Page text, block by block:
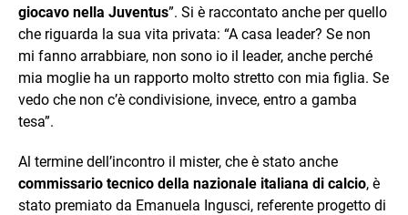
giocavo nella Juventus”. Si è raccontato anche per quello
che riguarda la sua vita privata: “A casa leader? Se non
mi fanno arrabbiare, non sono io il leader, anche perché
mia moglie ha un rapporto molto stretto con mia figlia. Se
vedo che non c’è condivisione, invece, entro a gamba
tesa”.
Al termine dell’incontro il mister, che è stato anche
commissario tecnico della nazionale italiana di calcio, è
stato premiato da Emanuela Ingusci, referente progetto di